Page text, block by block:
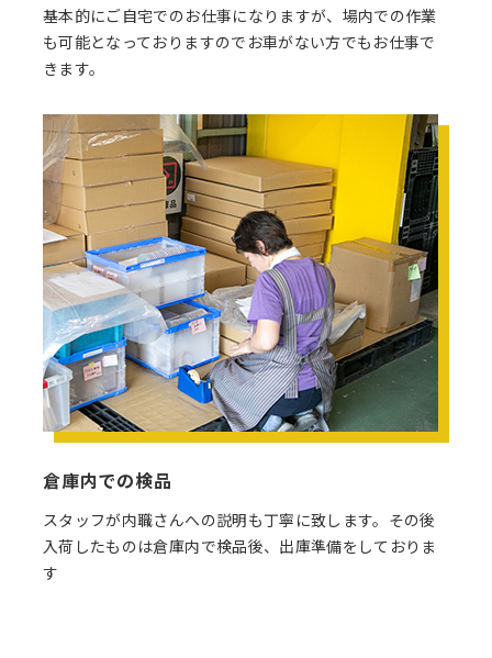
基本的にご自宅でのお仕事になりますが、場内での作業
も可能となっておりますのでお車がない方でもお仕事で
きます。
倉庫内での検品
スタッフが内職さんへの説明も丁寧に致します。その後
入荷したものは倉庫内で検品後、出庫準備をしておりま
す